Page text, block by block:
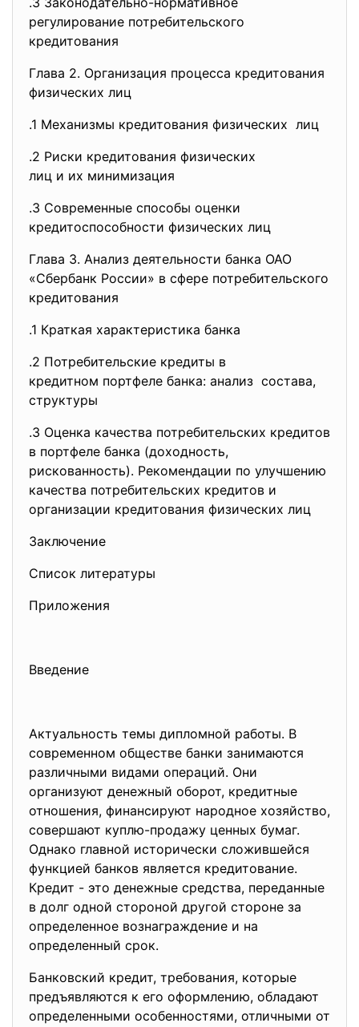
регулирование потребительского
кредитования
Глава 2. Организация процесса кредитования
физических лиц
.1 Механизмы кредитования физических лиц
.2 Риски кредитования физических
лиц и их минимизация
.3 Современные способы оценки
кредитоспособности физических лиц
Глава 3. Анализ деятельности банка ОАО
«Сбербанк России» в сфере потребительского
кредитования
.1 Краткая характеристика банка
.2 Потребительские кредиты в
кредитном портфеле банка: анализ состава,
структуры
.3 Оценка качества потребительских кредитов
в портфеле банка (доходность,
рискованность). Рекомендации по улучшению
качества потребительских кредитов и
организации кредитования физических лиц
Заключение
Список литературы
Приложения
Введение
Актуальность темы дипломной работы. В
современном обществе банки занимаются
различными видами операций. Они
организуют денежный оборот, кредитные
отношения, финансируют народное хозяйство,
совершают куплю-продажу ценных бумаг.
Однако главной исторически сложившейся
функцией банков является кредитование.
Кредит - это денежные средства, переданные
в долг одной стороной другой стороне за
определенное вознаграждение и на
определенный срок.
Банковский кредит, требования, которые
предъявляются к его оформлению, обладают
определенными особенностями, отличными от